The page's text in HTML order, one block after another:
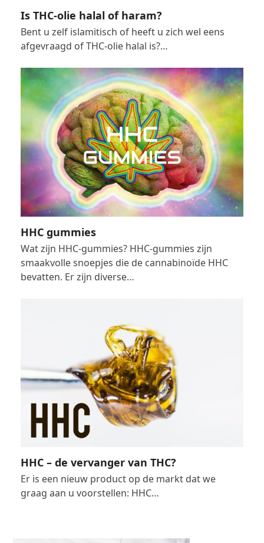
Is THC-olie halal of haram?
Bent u zelf islamitisch of heeft u zich wel eens
afgevraagd of THC-olie halal is?…
HHC gummies
Wat zijn HHC-gummies? HHC-gummies zijn
smaakvolle snoepjes die de cannabinoïde HHC
bevatten. Er zijn diverse…
HHC – de vervanger van THC?
Er is een nieuw product op de markt dat we
graag aan u voorstellen: HHC…